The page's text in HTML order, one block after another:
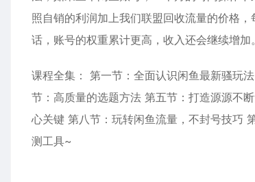
照自销的利润加上我们联盟回收流量的价格
话，账号的权重累计更高，收入还会继续增加。
课程全集： 第一节：全面认识闲鱼最新骚玩
节：高质量的选题方法 第五节：打造源源不
心关键 第八节：玩转闲鱼流量，不封号技巧
测工具~